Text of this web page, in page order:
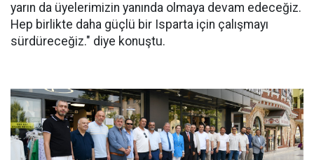
yarın da üyelerimizin yanında olmaya devam edeceğiz.
Hep birlikte daha güçlü bir Isparta için çalışmayı
sürdüreceğiz." diye konuştu.